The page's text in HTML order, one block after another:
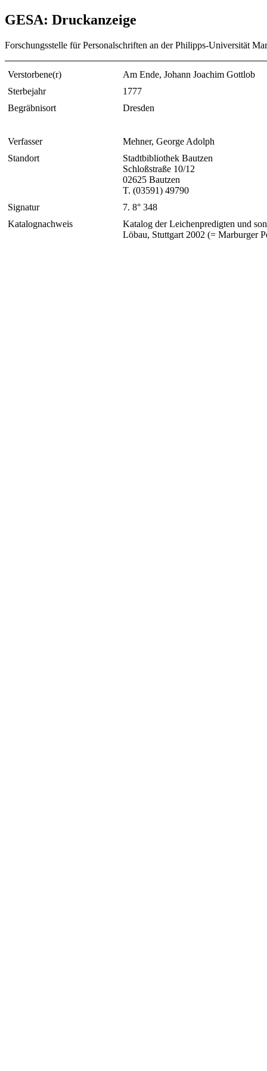
GESA: Druckanzeige
Forschungsstelle für Personalschriften an der Philipps-Universität
Verstorbene(r)
Am Ende, Johann Joachim Gottlob
Sterbejahr
1777
Begräbnisort
Dresden
Verfasser
Mehner, George Adolph
Standort
Stadtbibliothek Bautzen
Schloßstraße 10/12
02625 Bautzen
T. (03591) 49790
Signatur
7. 8° 348
Katalognachweis
Katalog der Leichenpredigten und
Löbau, Stuttgart 2002 (= Marburger